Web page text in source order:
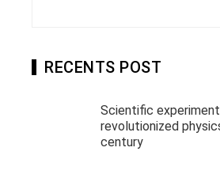
RECENTS POST
Scientific
revolutionized
century